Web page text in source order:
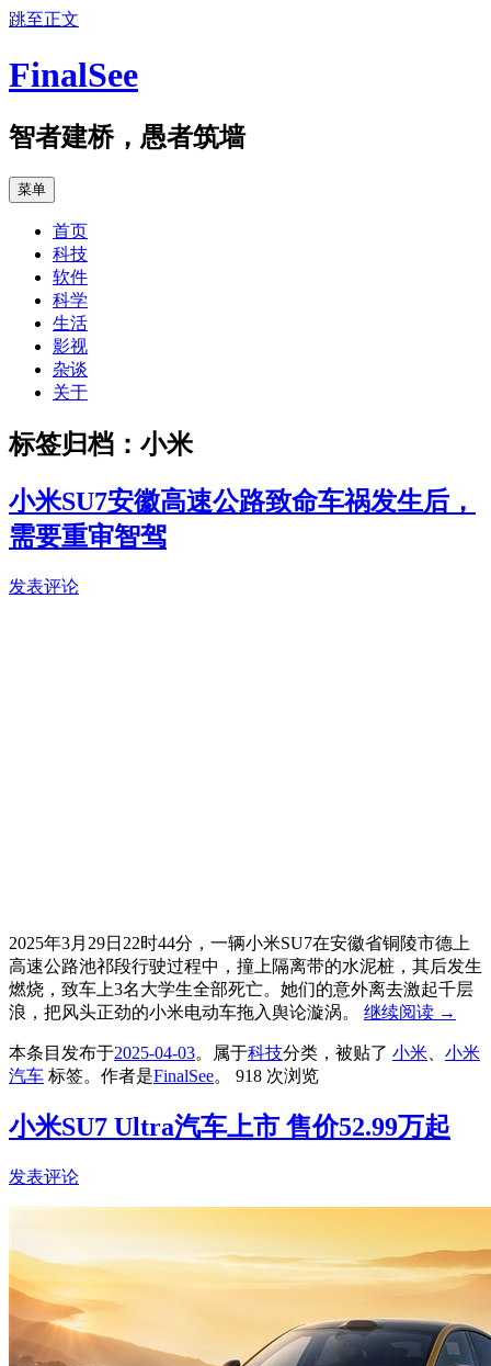
跳至正文
FinalSee
智者建桥，愚者筑墙
菜单
首页
科技
软件
科学
生活
影视
杂谈
关于
标签归档： 小米
小米SU7安徽高速公路致命车祸发生后，
需要重审智驾
发表评论
2025年3月29日22时44分，一辆小米SU7在安徽省铜陵市德上
高速公路池祁段行驶过程中，撞上隔离带的水泥桩，其后发生
燃烧，致车上3名大学生全部死亡。她们的意外离去激起千层
浪，把风头正劲的小米电动车拖入舆论漩涡。 继续阅读 →
本条目发布于2025-04-03。属于科技分类，被贴了 小米
小米
汽车 标签。 作者是FinalSee。 918 次浏览
小米SU7 Ultra汽车上市 售价52.99万起
发表评论